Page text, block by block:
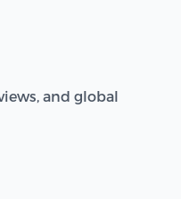
and global